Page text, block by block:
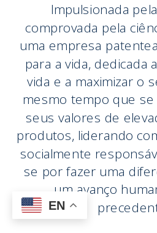
EN
Impulsionada
comprovada pela
uma empresa
para a vida, dedicada
vida e a maximizar o
mesmo tempo que
seus valores de
produtos, liderando
socialmente
se por fazer uma
um avanço